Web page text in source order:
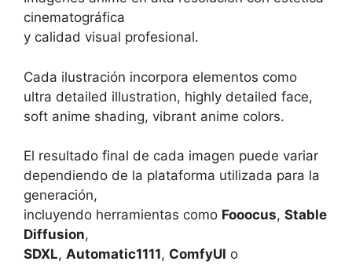
cinematográfica
y calidad visual profesional.
Cada ilustración incorpora elementos como
ultra detailed illustration, highly detailed face,
soft anime shading, vibrant anime colors.
El resultado final de cada imagen puede variar
dependiendo de la plataforma utilizada para la
generación,
incluyendo herramientas como Fooocus, Stable
Diffusion,
SDXL, Automatic1111, ComfyUI o